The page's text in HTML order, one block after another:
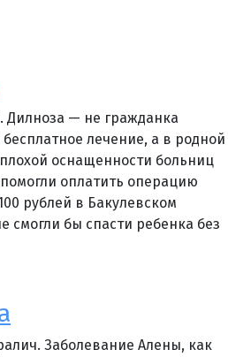
Дилноза — не гражданка
лечение, а в родной
оснащенности больниц
оплатить операцию
рублей в Бакулевском
смогли бы спасти ребенка без
Заболевание Алены, как